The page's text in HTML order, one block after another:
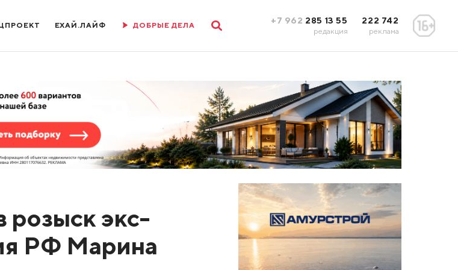
ЕХАЙ.ЛАЙФ ДОБРЫЕ ДЕЛА +7 962 285 13 55
редакция
222 742
реклама
розыск экс-
РФ Марина